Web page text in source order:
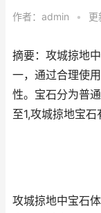
作者： admin •
摘要：攻城掠地
一，通过合理使
性。宝石分为普
至1,攻城掠地宝
攻城掠地中宝石